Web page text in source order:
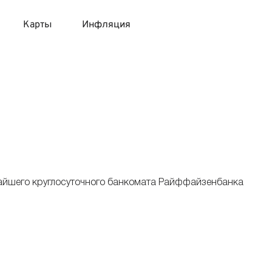
Карты
с моментальным решением
Инфляция
круглосуточного банкомата Райффайзенбанка